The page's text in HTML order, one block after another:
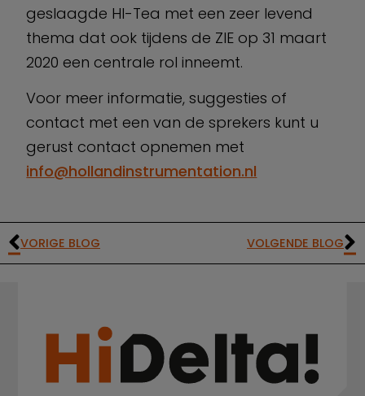
geslaagde HI-Tea met een zeer levend
thema dat ook tijdens de ZIE op 31 maart
2020 een centrale rol inneemt.
Voor meer informatie, suggesties of
contact met een van de sprekers kunt u
gerust contact opnemen met
info@hollandinstrumentation.nl
VORIGE BLOG VOLGENDE BLOG